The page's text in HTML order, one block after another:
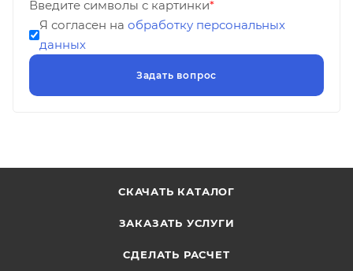
Введите символы с картинки*
Я согласен на обработку персональных
данных
СКАЧАТЬ КАТАЛОГ
ЗАКАЗАТЬ УСЛУГИ
СДЕЛАТЬ РАСЧЕТ